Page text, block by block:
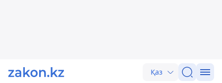
Қаз